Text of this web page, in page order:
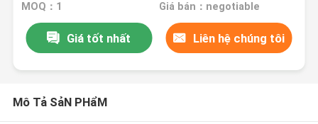
MOQ：1 Giá bán：negotiable
Giá tốt nhất Liên hệ chúng tôi
Mô Tả SảN PHẩM